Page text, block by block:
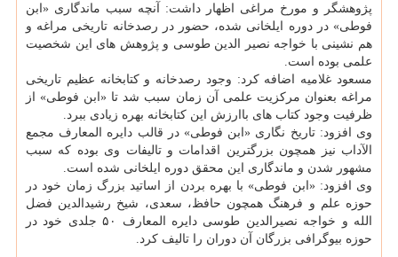
پژوهشگر و مورخ مراغی اظهار داشت: آنچه سبب ماندگاری «ابن
فوطی» در دوره ایلخانی شده، حضور در رصدخانه تاریخی مراغه و
هم نشینی با خواجه نصیر الدین طوسی و پژوهش های این شخصیت
علمی بوده است.
مسعود غلامیه اضافه کرد: وجود رصدخانه و کتابخانه عظیم تاریخی
مراغه بعنوان مرکزیت علمی آن زمان سبب شد تا «ابن فوطی» از
ظرفیت وجود کتاب های باارزش این کتابخانه بهره زیادی ببرد.
وی افزود: تاریخ نگاری «ابن فوطی» در قالب دایره المعارف مجمع
الآداب نیز همچون بزرگترین اقدامات و تالیفات وی بوده که سبب
مشهور شدن و ماندگاری این محقق دوره ایلخانی شده است.
وی افزود: «ابن فوطی» با بهره بردن از اساتید بزرگ زمان خود در
حوزه علم و فرهنگ همچون حافظ، سعدی، شیخ رشیدالدین فضل
الله و خواجه نصیرالدین طوسی دایره المعارف ۵۰ جلدی خود در
حوزه بیوگرافی بزرگان آن دوران را تالیف کرد.